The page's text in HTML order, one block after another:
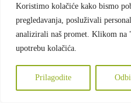
Koristimo kolačiće kako bismo
pregledavanja, posluživali
analizirali naš promet. Klikom na
upotrebu kolačića.
Prilagodite